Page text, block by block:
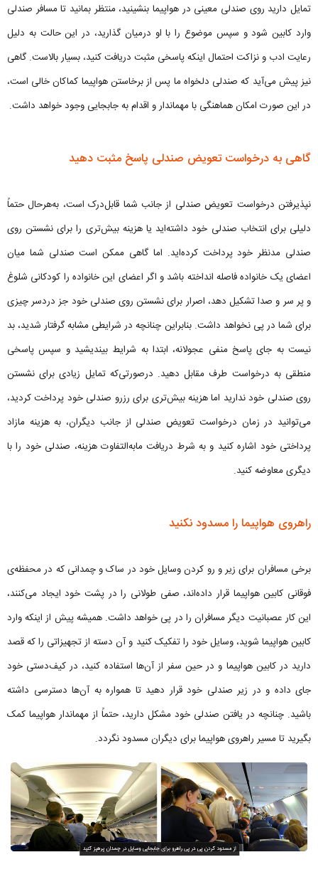
تمایل دارید روی صندلی معینی در هواپیما بنشینید، منتظر بمانید تا مسافر صندلی
وارد کابین شود و سپس موضوع را با او درمیان گذارید، در این حالت به دلیل
رعایت ادب و نزاکت احتمال اینکه پاسخی مثبت دریافت کنید، بسیار بالاست. گاهی
نیز پیش می‌آید که صندلی دلخواه ما پس از برخاستن هواپیما کماکان خالی است،
در این صورت امکان هماهنگی با مهماندار و اقدام به جابجایی وجود خواهد داشت.
گاهی به درخواست تعویض صندلی پاسخ مثبت دهید
نپذیرفتن درخواست تعویض صندلی از جانب شما قابل‌درک است، به‌هرحال حتماً
دلیلی برای انتخاب صندلی خود داشته‌اید یا هزینه بیش‌تری را برای نشستن روی
صندلی مدنظر خود پرداخت کرده‌اید. اما گاهی ممکن است صندلی شما میان
اعضای یک خانواده فاصله انداخته باشد و اگر اعضای این خانواده را کودکانی شلوغ
و پر سر و صدا تشکیل دهد، اصرار برای نشستن روی صندلی خود جز دردسر چیزی
برای شما در پی نخواهد داشت. بنابراین چنانچه در شرایطی مشابه گرفتار شدید، بد
نیست به جای پاسخ منفی عجولانه، ابتدا به شرایط بیندیشید و سپس پاسخی
منطقی به درخواست طرف مقابل دهید. درصورتی‌که تمایل زیادی برای نشستن
روی صندلی خود ندارید اما هزینه بیش‌تری برای رزرو صندلی خود پرداخت کردید،
می‌توانید در زمان درخواست تعویض صندلی از جانب دیگران، به هزینه مازاد
پرداختی خود اشاره کنید و به شرط دریافت مابه‌التفاوت هزینه، صندلی خود را با
دیگری معاوضه کنید.
راهروی هواپیما را مسدود نکنید
برخی مسافران برای زیر و رو کردن وسایل خود در ساک و چمدانی که در محفظه‌ی
فوقانی کابین هواپیما قرار داده‌اند، صفی طولانی را در پشت خود ایجاد می‌کنند،
این کار عصبانیت دیگر مسافران را در پی خواهد داشت. همیشه پیش از اینکه وارد
کابین هواپیما شوید، وسایل خود را تفکیک کنید و آن دسته از تجهیزاتی را که قصد
دارید در کابین هواپیما و در حین سفر از آن‌ها استفاده کنید، در کیف‌دستی خود
جای داده و در زیر صندلی خود قرار دهید تا همواره به آن‌ها دسترسی داشته
باشید. چنانچه در یافتن صندلی خود مشکل دارید، حتماً از مهماندار هواپیما کمک
بگیرید تا مسیر راهروی هواپیما برای دیگران مسدود نگردد.